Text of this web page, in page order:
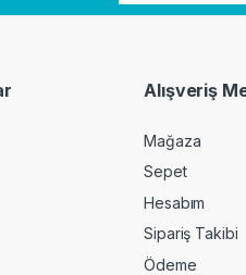
Alışveriş
Mağaza
Sepet
Hesabım
Sipariş Takibi
Ödeme